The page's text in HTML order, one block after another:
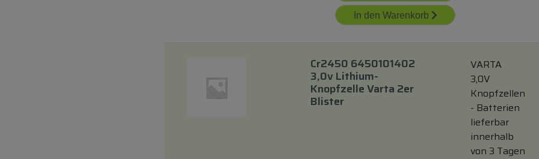
In den Warenkorb
Cr2450 6450101402
3,0v Lithium-
Knopfzelle Varta 2er
Blister
VARTA
3,0V
Knopfzellen
- Batterien
lieferbar
innerhalb
von 3 Tagen